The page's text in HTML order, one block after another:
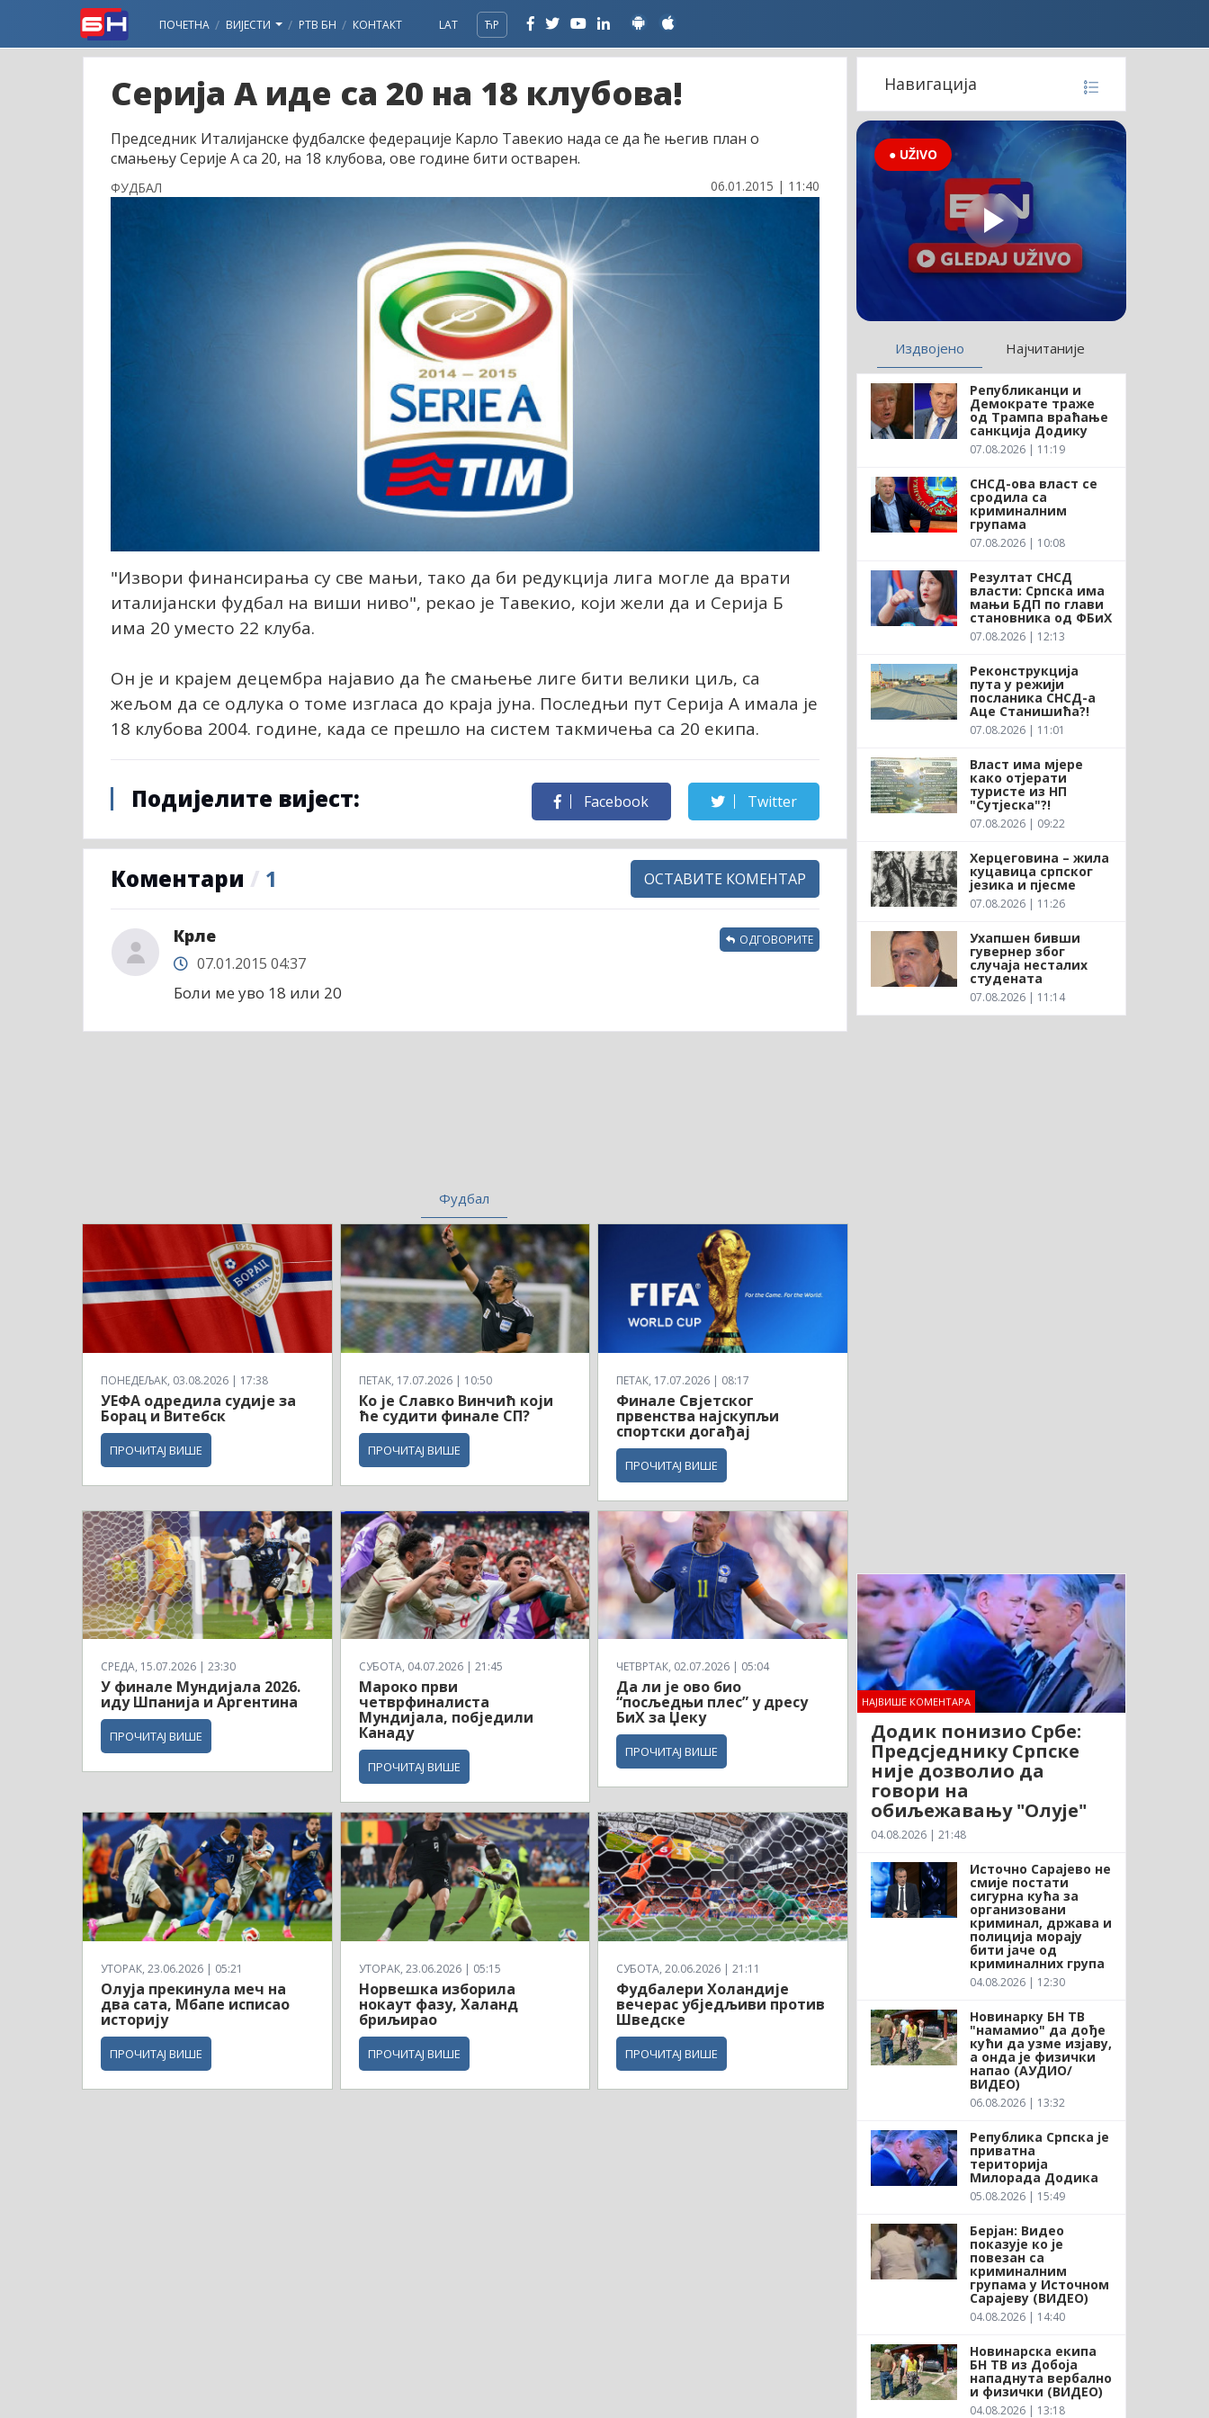
ПОЧЕТНА ВИЈЕСТИ РТВ БН КОНТАКТ LAT ЋР
Серија А иде са 20 на 18 клубова!
Председник Италијанске фудбалске федерације Карло Тавекио нада се да ће његив план о
смањењу Серије А са 20, на 18 клубова, ове године бити остварен.
ФУДБАЛ 06.01.2015 | 11:40
"Извори финансирања су све мањи, тако да би редукција лига могле да врати
италијански фудбал на виши ниво", рекао је Тавекио, који жели да и Серија Б
има 20 уместо 22 клуба.
Он је и крајем децембра најавио да ће смањење лиге бити велики циљ, са
жељом да се одлука о томе изгласа до краја јуна. Последњи пут Серија А имала је
18 клубова 2004. године, када се прешло на систем такмичења са 20 екипа.
Подијелите вијест: Facebook Twitter
Коментари / 1 ОСТАВИТЕ КОМЕНТАР
Крле
07.01.2015 04:37
Боли ме уво 18 или 20
ОДГОВОРИТЕ
Фудбал
ПОНЕДЕЉАК, 03.08.2026 | 17:38
УЕФА одредила судије за
Борац и Витебск
ПРОЧИТАЈ ВИШЕ
ПЕТАК, 17.07.2026 | 10:50
Ко је Славко Винчић који
ће судити финале СП?
ПРОЧИТАЈ ВИШЕ
ПЕТАК, 17.07.2026 | 08:17
Финале Свјетског
првенства најскупљи
спортски догађај
ПРОЧИТАЈ ВИШЕ
СРЕДА, 15.07.2026 | 23:30
У финале Мундијала 2026.
иду Шпанија и Аргентина
ПРОЧИТАЈ ВИШЕ
СУБОТА, 04.07.2026 | 21:45
Мароко први
четврфиналиста
Мундијала, побједили
Канаду
ПРОЧИТАЈ ВИШЕ
ЧЕТВРТАК, 02.07.2026 | 05:04
Да ли је ово био
“посљедњи плес” у дресу
БиХ за Џеку
ПРОЧИТАЈ ВИШЕ
УТОРАК, 23.06.2026 | 05:21
Олуја прекинула меч на
два сата, Мбапе исписао
историју
ПРОЧИТАЈ ВИШЕ
УТОРАК, 23.06.2026 | 05:15
Норвешка изборила
нокаут фазу, Халанд
бриљирао
ПРОЧИТАЈ ВИШЕ
СУБОТА, 20.06.2026 | 21:11
Фудбалери Холандије
вечерас убједљиви против
Шведске
ПРОЧИТАЈ ВИШЕ
Навигација
● UŽIVO
Издвојено Најчитаније
Републиканци и
Демократе траже
од Трампа враћање
санкција Додику
07.08.2026 | 11:19
СНСД-ова власт се
сродила са
криминалним
групама
07.08.2026 | 10:08
Резултат СНСД
власти: Српска има
мањи БДП по глави
становника од ФБиХ
07.08.2026 | 12:13
Реконструкција
пута у режији
посланика СНСД-а
Аце Станишића?!
07.08.2026 | 11:01
Власт има мјере
како отјерати
туристе из НП
"Сутјеска"?!
07.08.2026 | 09:22
Херцеговина – жила
куцавица српског
језика и пјесме
07.08.2026 | 11:26
Ухапшен бивши
гувернер због
случаја несталих
студената
07.08.2026 | 11:14
НАЈВИШЕ КОМЕНТАРА
Додик понизио Србе:
Предсједнику Српске
није дозволио да
говори на
обиљежавању "Олује"
04.08.2026 | 21:48
Источно Сарајево не
смије постати
сигурна кућа за
организовани
криминал, држава и
полиција морају
бити јаче од
криминалних група
04.08.2026 | 12:30
Новинарку БН ТВ
"намамио" да дође
кући да узме изјаву,
а онда је физички
напао (АУДИО/
ВИДЕО)
06.08.2026 | 13:32
Република Српска је
приватна
територија
Милорада Додика
05.08.2026 | 15:49
Берјан: Видео
показује ко је
повезан са
криминалним
групама у Источном
Сарајеву (ВИДЕО)
04.08.2026 | 14:40
Новинарска екипа
БН ТВ из Добоја
нападнута вербално
и физички (ВИДЕО)
04.08.2026 | 13:18